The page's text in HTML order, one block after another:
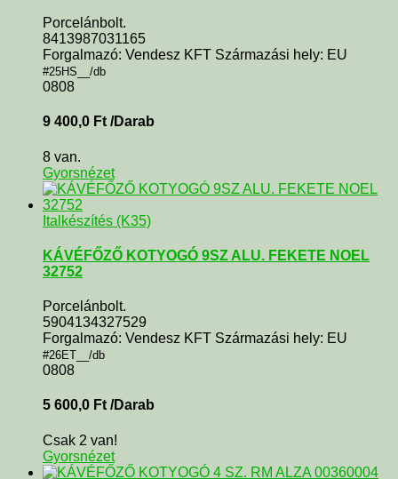
Porcelánbolt.
8413987031165
Forgalmazó: Vendesz KFT Származási hely: EU
#25HS__/db
0808
9 400,0 Ft /Darab
8 van.
Gyorsnézet
Italkészítés (K35)
KÁVÉFŐZŐ KOTYOGÓ 9SZ ALU. FEKETE NOEL
32752
Porcelánbolt.
5904134327529
Forgalmazó: Vendesz KFT Származási hely: EU
#26ET__/db
0808
5 600,0 Ft /Darab
Csak 2 van!
Gyorsnézet